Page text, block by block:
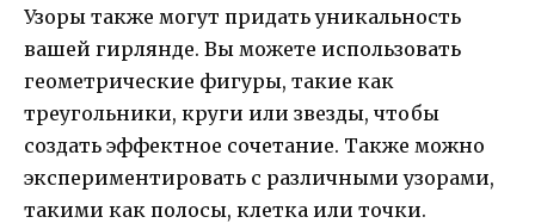
Узоры также могут придать уникальность
вашей гирлянде. Вы можете использовать
геометрические фигуры, такие как
треугольники, круги или звезды, чтобы
создать эффектное сочетание. Также можно
экспериментировать с различными узорами,
такими как полосы, клетка или точки.